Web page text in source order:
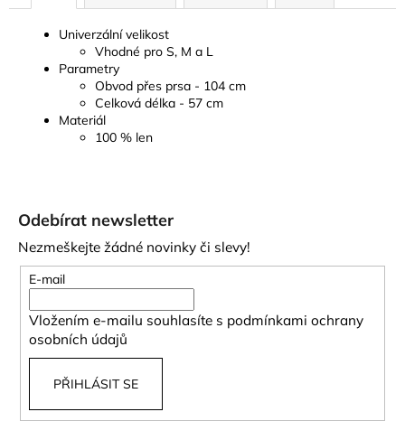
Univerzální velikost
Vhodné pro S, M a L
Parametry
Obvod přes prsa - 104 cm
Celková délka - 57 cm
Materiál
100 % len
Odebírat newsletter
Nezmeškejte žádné novinky či slevy!
E-mail
Vložením e-mailu souhlasíte s podmínkami ochrany
osobních údajů
PŘIHLÁSIT SE